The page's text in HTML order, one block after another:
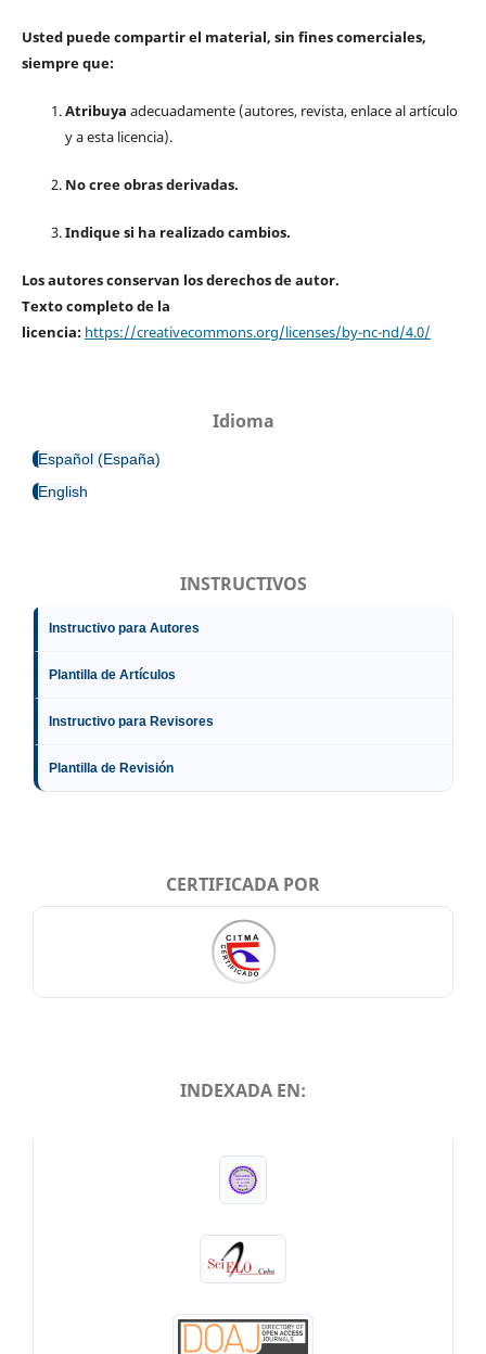
Usted puede compartir el material, sin fines comerciales,
siempre que:
Atribuya adecuadamente (autores, revista, enlace al artículo
y a esta licencia).
No cree obras derivadas.
Indique si ha realizado cambios.
Los autores conservan los derechos de autor.
Texto completo de la
licencia: https://creativecommons.org/licenses/by-nc-nd/4.0/
Idioma
Español (España)
English
INSTRUCTIVOS
Instructivo para Autores
Plantilla de Artículos
Instructivo para Revisores
Plantilla de Revisión
CERTIFICADA POR
INDEXADA EN: